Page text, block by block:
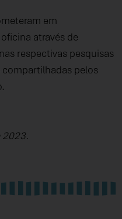
em
através de
respectivas pesquisas
pelos
2023.